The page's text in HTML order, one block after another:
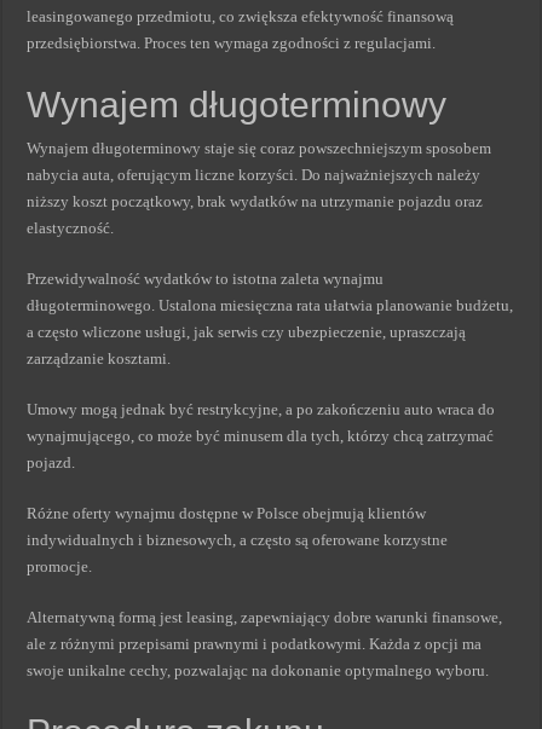
leasingowanego przedmiotu, co zwiększa efektywność finansową
przedsiębiorstwa. Proces ten wymaga zgodności z regulacjami.
Wynajem długoterminowy
Wynajem długoterminowy staje się coraz powszechniejszym sposobem
nabycia auta, oferującym liczne korzyści. Do najważniejszych należy
niższy koszt początkowy, brak wydatków na utrzymanie pojazdu oraz
elastyczność.
Przewidywalność wydatków to istotna zaleta wynajmu
długoterminowego. Ustalona miesięczna rata ułatwia planowanie budżetu,
a często wliczone usługi, jak serwis czy ubezpieczenie, upraszczają
zarządzanie kosztami.
Umowy mogą jednak być restrykcyjne, a po zakończeniu auto wraca do
wynajmującego, co może być minusem dla tych, którzy chcą zatrzymać
pojazd.
Różne oferty wynajmu dostępne w Polsce obejmują klientów
indywidualnych i biznesowych, a często są oferowane korzystne
promocje.
Alternatywną formą jest leasing, zapewniający dobre warunki finansowe,
ale z różnymi przepisami prawnymi i podatkowymi. Każda z opcji ma
swoje unikalne cechy, pozwalając na dokonanie optymalnego wyboru.